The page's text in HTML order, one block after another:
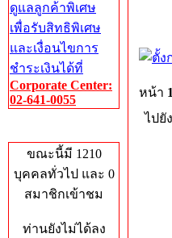
ดูแลลูกค้าพิเศษ
เพื่อรับสิทธิพิเศษ
และเงื่อนไขการ
ชำระเงินได้ที่
Corporate Center:
02-641-0055
ขณะนี้มี 1210
บุคคลทั่วไป และ 0
สมาชิกเข้าชม
ท่านยังไม่ได้ลง
หน้า 1
ไปยั